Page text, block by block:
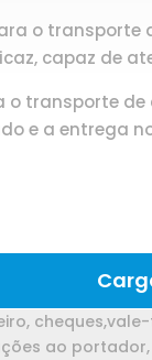
o transporte
capaz de
o transporte
e a entrega
ao